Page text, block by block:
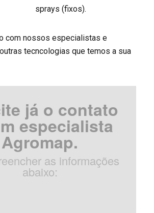
sprays (fixos).
com nossos especialistas e
tecncologias que temos a sua
já o contato
especialista
Agromap.
as informações
abaixo: